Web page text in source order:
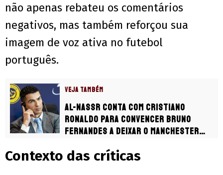
não apenas rebateu os comentários
negativos, mas também reforçou sua
imagem de voz ativa no futebol
português.
VEJA TAMBÉM
Al-Nassr conta com Cristiano
Ronaldo para convencer Bruno
Fernandes a deixar o Manchester
Contexto das críticas